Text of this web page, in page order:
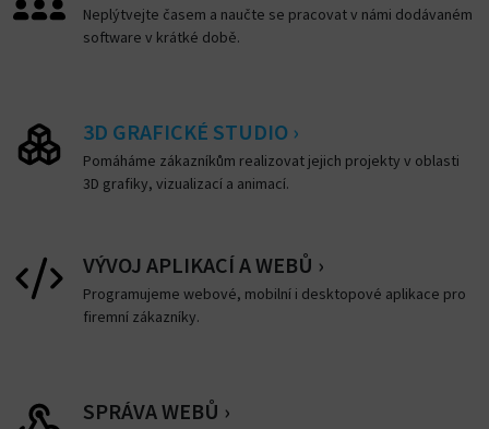
Neplýtvejte časem a naučte se pracovat v námi dodávaném
software v krátké době.
3D GRAFICKÉ STUDIO ›
Pomáháme zákazníkům realizovat jejich projekty v oblasti
3D grafiky, vizualizací a animací.
VÝVOJ APLIKACÍ A WEBŮ ›
Programujeme webové, mobilní i desktopové aplikace pro
firemní zákazníky.
SPRÁVA WEBŮ ›